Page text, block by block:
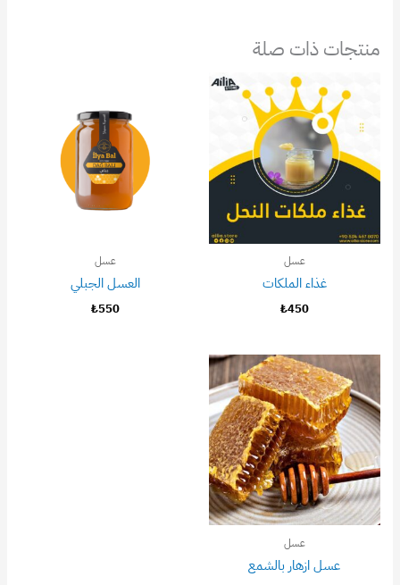
منتجات ذات صلة
عسل
غذاء الملكات
₺450
عسل
العسل الجبلي
₺550
عسل
عسل ازهار بالشمع